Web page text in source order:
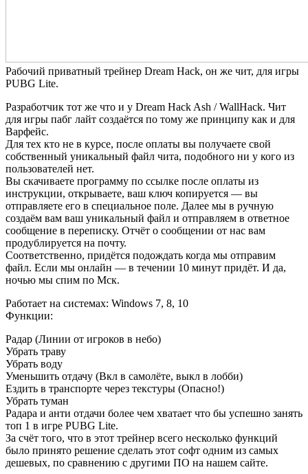
Рабочий приватный трейнер Dream Hack, он же чит, для игры
PUBG Lite.
Разработчик тот же что и у Dream Hack Ash / WallHack. Чит
для игры пабг лайт создаётся по тому же принципу как и для
Варфейс.
Для тех кто не в курсе, после оплаты вы получаете свой
собственный уникальный файл чита, подобного ни у кого из
пользователей нет.
Вы скачиваете программу по ссылке после оплаты из
инструкции, открываете, ваш ключ копируется — вы
отправляете его в специальное поле. Далее мы в ручную
создаём вам ваш уникальный файл и отправляем в ответное
сообщение в переписку. Отчёт о сообщении от нас вам
продублируется на почту.
Соответственно, придётся подождать когда мы отправим
файл. Если мы онлайн — в течении 10 минут придёт. И да,
ночью мы спим по Мск.
Работает на системах: Windows 7, 8, 10
Функции:
Радар (Линии от игроков в небо)
Убрать траву
Убрать воду
Уменьшить отдачу (Вкл в самолёте, выкл в лобби)
Ездить в транспорте через текстуры (Опасно!)
Убрать туман
Радара и анти отдачи более чем хватает что бы успешно занять
топ 1 в игре PUBG Lite.
За счёт того, что в этот трейнер всего несколько функций
было принято решение сделать этот софт одним из самых
дешевых, по сравнению с другими ПО на нашем сайте.